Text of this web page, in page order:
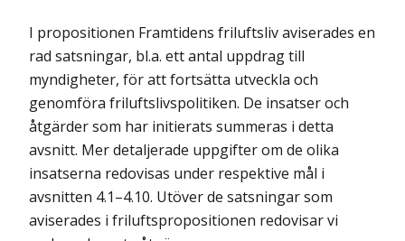
I propositionen Framtidens friluftsliv aviserades en
rad satsningar, bl.a. ett antal uppdrag till
myndigheter, för att fortsätta utveckla och
genomföra friluftslivspolitiken. De insatser och
åtgärder som har initierats summeras i detta
avsnitt. Mer detaljerade uppgifter om de olika
insatserna redovisas under respektive mål i
avsnitten 4.1–4.10. Utöver de satsningar som
aviserades i friluftspropositionen redovisar vi